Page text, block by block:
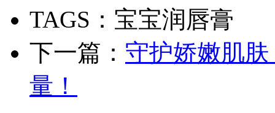
TAGS：宝宝润唇膏
下一篇： 守护娇嫩肌
量！